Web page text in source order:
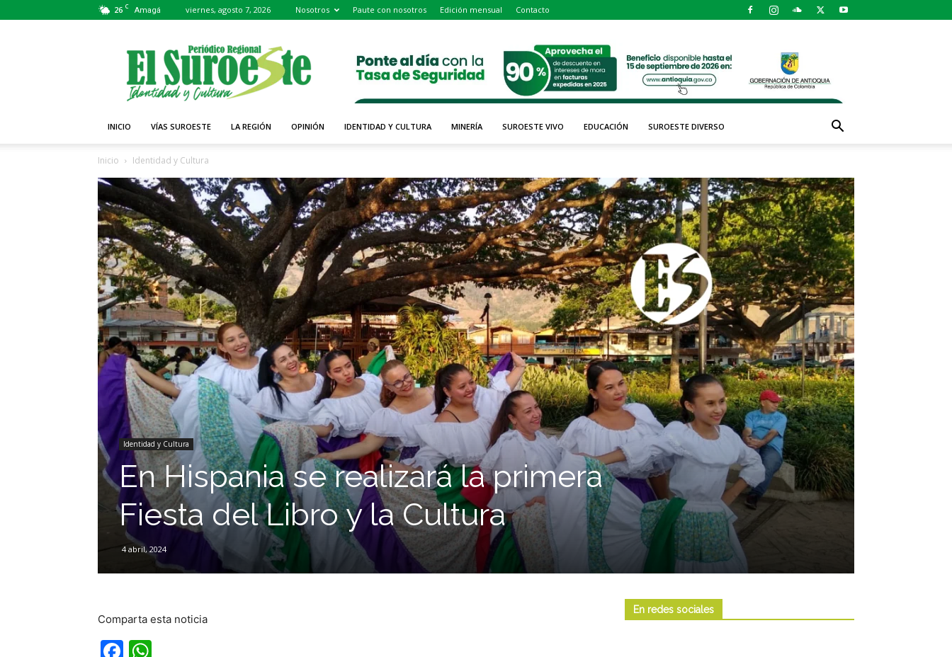
26 C Amagá viernes, agosto 7, 2026 Nosotros Paute con nosotros Edición mensual Contacto
Periódico
El
Suroeste
INICIO VÍAS SUROESTE LA REGIÓN OPINIÓN IDENTIDAD Y CULTURA MINERÍA SUROESTE VIVO EDUCACIÓN SUROESTE DIVERSO
Inicio Identidad y Cultura
Identidad y Cultura
En Hispania se realizará la primera
Fiesta del Libro y la Cultura
4 abril, 2024
Comparta esta noticia
Facebook
En redes sociales